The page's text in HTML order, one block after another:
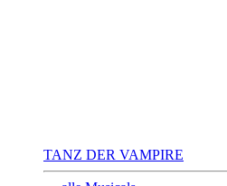
TANZ DER VAMPIRE